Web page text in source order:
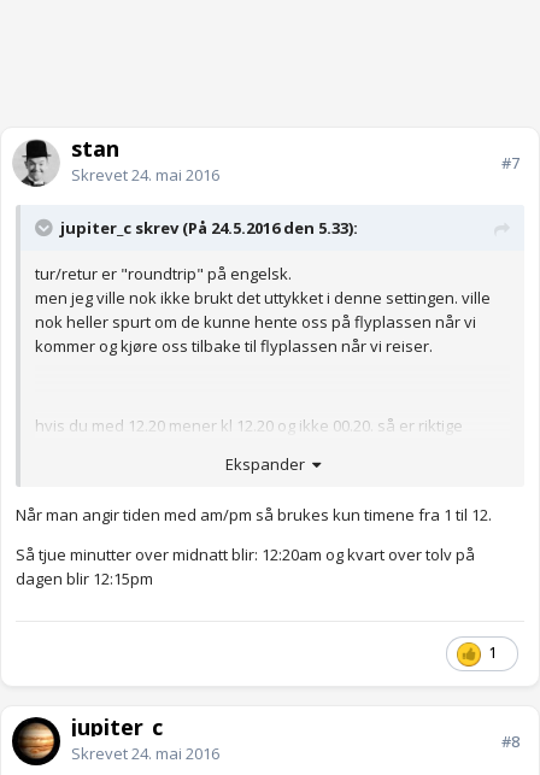
stan
Skrevet24. mai 2016
#7
jupiter_c skrev (På 24.5.2016 den 5.33):
tur/retur er "roundtrip" på engelsk.
men jeg ville nok ikke brukt det uttykket i denne settingen. ville
nok heller spurt om de kunne hente oss på flyplassen når vi
kommer og kjøre oss tilbake til flyplassen når vi reiser.
hvis du med 12.20 mener kl 12.20 og ikke 00.20. så er riktige
for oss som er vant til 24 timers klokke.) så "a little after noon,
Ekspander
Når man angir tiden med am/pm så brukes kun timene fra 1 til 12.
Så tjue minutter over midnatt blir: 12:20am og kvart over tolv på
dagen blir 12:15pm
1
jupiter_c
Skrevet24. mai 2016
#8